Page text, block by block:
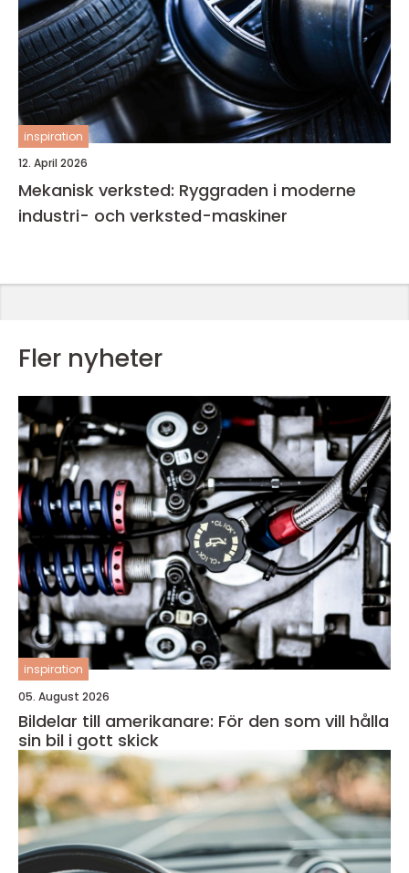
inspiration
12. April 2026
Mekanisk verksted: Ryggraden i moderne
industri- och verksted-maskiner
Fler nyheter
inspiration
05. August 2026
Bildelar till amerikanare: För den som vill hålla
sin bil i gott skick